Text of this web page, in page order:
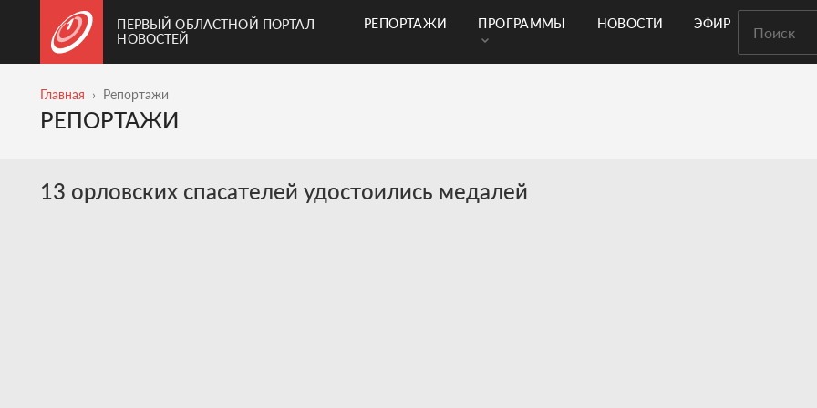
ПЕРВЫЙ ОБЛАСТНОЙ ПОРТАЛ
НОВОСТЕЙ
РЕПОРТАЖИ ПРОГРАММЫ НОВОСТИ ЭФИР
Главная Репортажи
РЕПОРТАЖИ
13 орловских спасателей удостоились медалей